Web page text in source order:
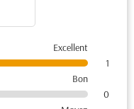
Excellent
1
Bon
0